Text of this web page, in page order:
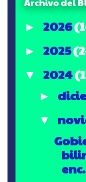
► 2026
► 2025
▼ 2024
►
▼